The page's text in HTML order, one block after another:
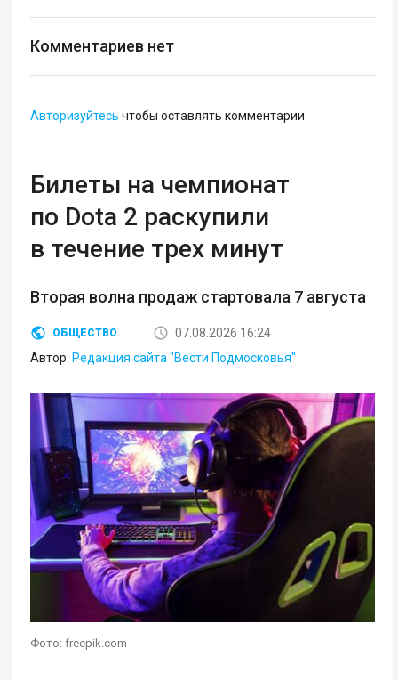
Комментариев нет
Авторизуйтесь чтобы оставлять комментарии
Билеты на чемпионат
по Dota 2 раскупили
в течение трех минут
Вторая волна продаж стартовала 7 августа
ОБЩЕСТВО
07.08.2026 16:24
Автор: Редакция сайта "Вести Подмосковья"
Фото: freepik.com